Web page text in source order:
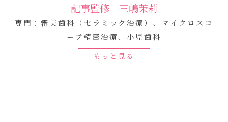
記事監修 三嶋茉莉
専門：審美歯科（セラミック治療）、マイクロスコ
ープ精密治療、小児歯科
もっと見る